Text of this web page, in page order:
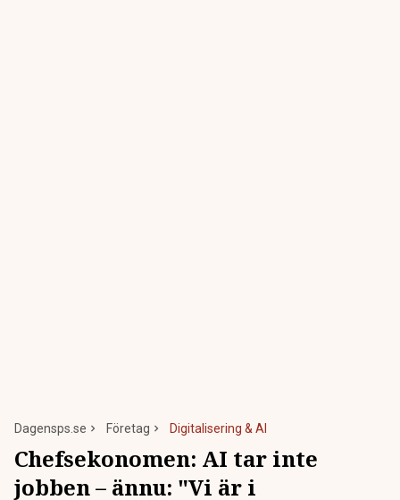
Dagensps.se Företag Digitalisering & AI
Chefsekonomen: AI tar inte
jobben – ännu: "Vi är i